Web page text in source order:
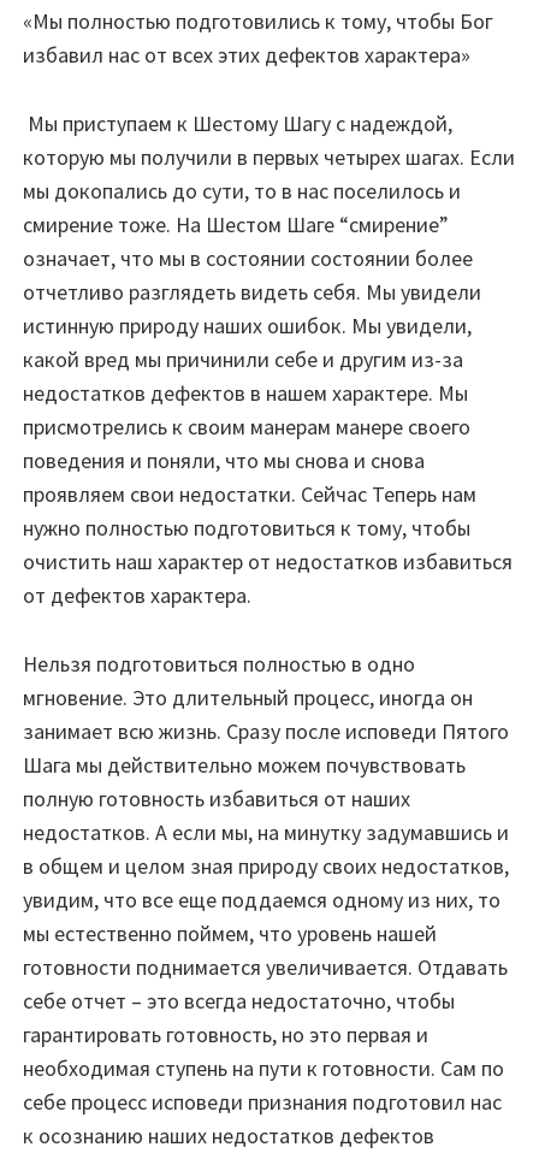
«Мы полностью подготовились к тому, чтобы Бог
избавил нас от всех этих дефектов характера»
Мы приступаем к Шестому Шагу с надеждой,
которую мы получили в первых четырех шагах. Если
мы докопались до сути, то в нас поселилось и
смирение тоже. На Шестом Шаге “смирение”
означает, что мы в состоянии состоянии более
отчетливо разглядеть видеть себя. Мы увидели
истинную природу наших ошибок. Мы увидели,
какой вред мы причинили себе и другим из-за
недостатков дефектов в нашем характере. Мы
присмотрелись к своим манерам манере своего
поведения и поняли, что мы снова и снова
проявляем свои недостатки. Сейчас Теперь нам
нужно полностью подготовиться к тому, чтобы
очистить наш характер от недостатков избавиться
от дефектов характера.
Нельзя подготовиться полностью в одно
мгновение. Это длительный процесс, иногда он
занимает всю жизнь. Сразу после исповеди Пятого
Шага мы действительно можем почувствовать
полную готовность избавиться от наших
недостатков. А если мы, на минутку задумавшись и
в общем и целом зная природу своих недостатков,
увидим, что все еще поддаемся одному из них, то
мы естественно поймем, что уровень нашей
готовности поднимается увеличивается. Отдавать
себе отчет – это всегда недостаточно, чтобы
гарантировать готовность, но это первая и
необходимая ступень на пути к готовности. Сам по
себе процесс исповеди признания подготовил нас
к осознанию наших недостатков дефектов